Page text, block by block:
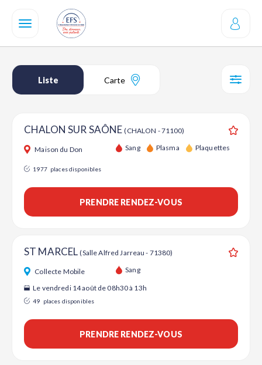
contenu
Liste Carte
CHALON SUR SAÔNE(CHALON - 71100)
Maison du Don Sang Plasma Plaquettes
1977 places disponibles
PRENDRE RENDEZ-VOUS
ST MARCEL(Salle Alfred Jarreau - 71380)
Collecte Mobile Sang
Le vendredi 14 août de 08h30 à 13h
49 places disponibles
PRENDRE RENDEZ-VOUS